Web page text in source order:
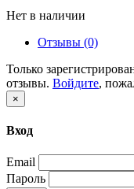
Нет в наличии
Отзывы (0)
Только
отзывы. Войдите,
×
Вход
Email
Пароль